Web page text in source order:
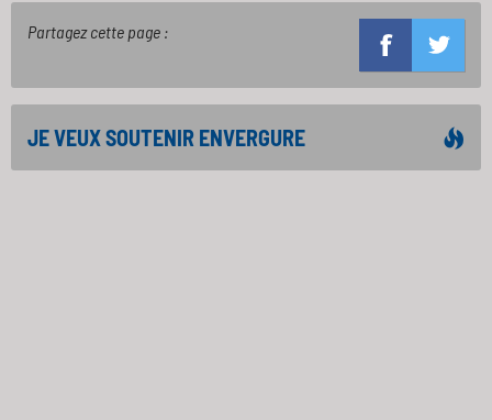
Partagez cette page :
JE VEUX SOUTENIR ENVERGURE